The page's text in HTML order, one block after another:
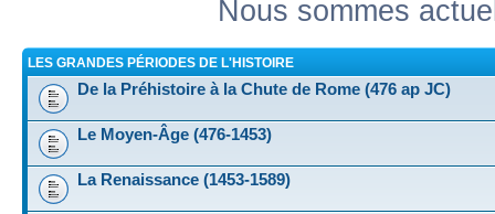
Nous sommes
LES GRANDES PÉRIODES DE L'HISTOIRE
De la Préhistoire à la Chute de Rome (476 ap JC)
Le Moyen-Âge (476-1453)
La Renaissance (1453-1589)